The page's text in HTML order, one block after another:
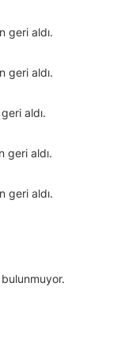
geri aldı.
geri aldı.
aldı.
geri aldı.
geri aldı.